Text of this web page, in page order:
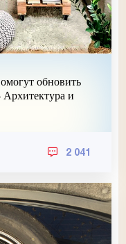
обновить
Архитектура и
2 041